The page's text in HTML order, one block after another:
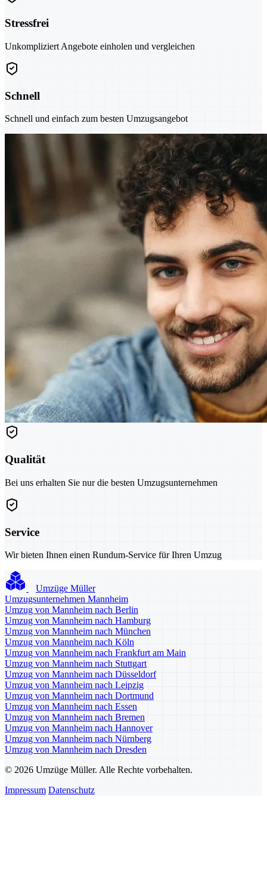
Stressfrei
Unkompliziert Angebote einholen und vergleichen
Schnell
Schnell und einfach zum besten Umzugsangebot
Qualität
Bei uns erhalten Sie nur die besten Umzugsunternehmen
Service
Wir bieten Ihnen einen Rundum-Service für Ihren Umzug
Umzüge Müller
Umzugsunternehmen Mannheim
Umzug von Mannheim nach Berlin
Umzug von Mannheim nach Hamburg
Umzug von Mannheim nach München
Umzug von Mannheim nach Köln
Umzug von Mannheim nach Frankfurt am Main
Umzug von Mannheim nach Stuttgart
Umzug von Mannheim nach Düsseldorf
Umzug von Mannheim nach Leipzig
Umzug von Mannheim nach Dortmund
Umzug von Mannheim nach Essen
Umzug von Mannheim nach Bremen
Umzug von Mannheim nach Hannover
Umzug von Mannheim nach Nürnberg
Umzug von Mannheim nach Dresden
© 2026 Umzüge Müller. Alle Rechte vorbehalten.
Impressum Datenschutz